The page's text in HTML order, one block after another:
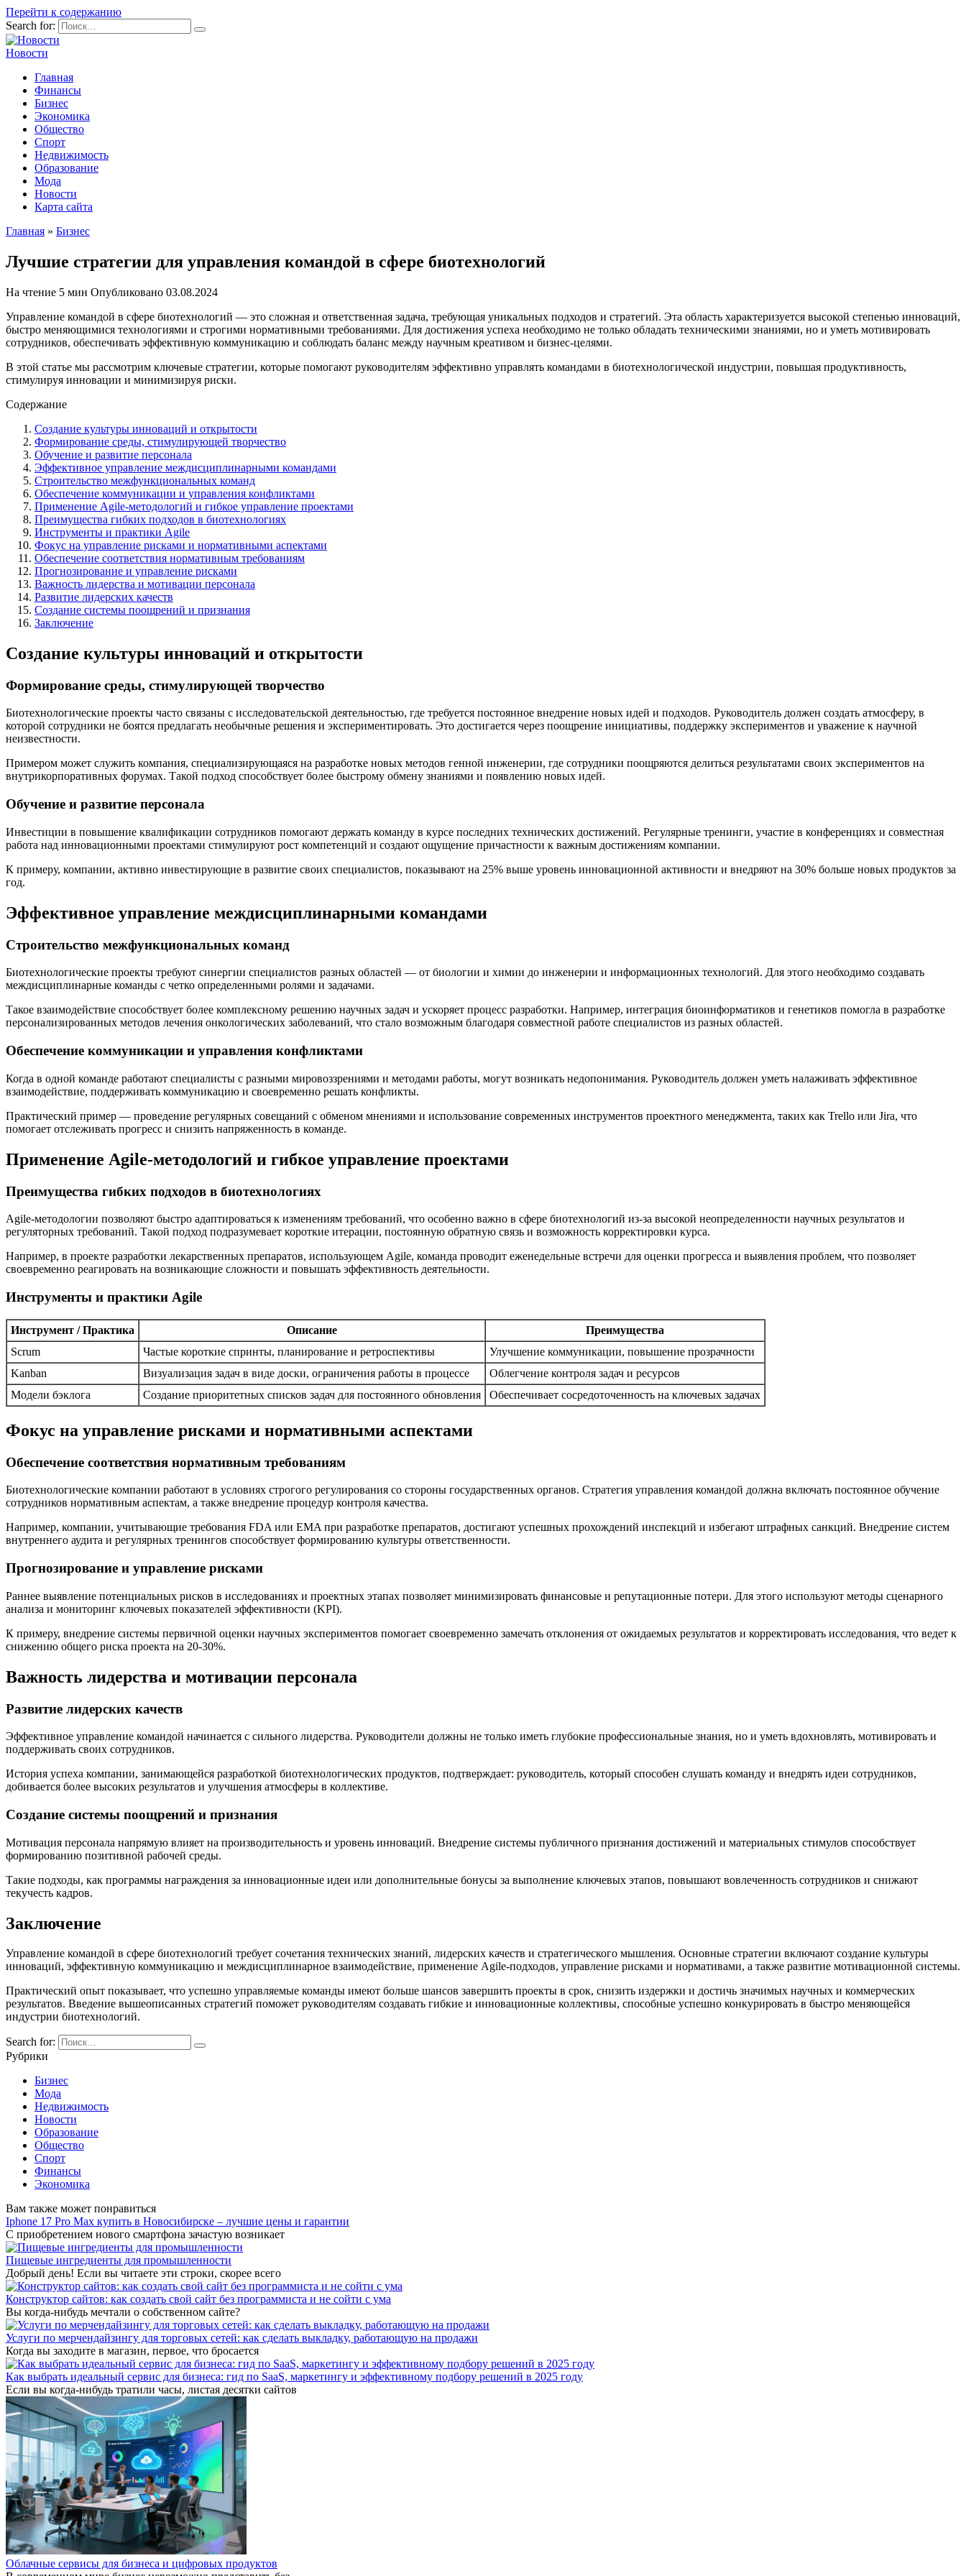
Перейти к содержанию
Search for:
Новости
Главная
Финансы
Бизнес
Экономика
Общество
Спорт
Недвижимость
Образование
Мода
Новости
Карта сайта
Главная » Бизнес
Лучшие стратегии для управления командой в сфере биотехнологий
На чтение 5 мин Опубликовано 03.08.2024
Управление командой в сфере биотехнологий — это сложная и ответственная задача, требующая уникальных подходов и стратегий. Эта область характеризуется высокой степенью инноваций,
быстро меняющимися технологиями и строгими нормативными требованиями. Для достижения успеха необходимо не только обладать техническими знаниями, но и уметь мотивировать
сотрудников, обеспечивать эффективную коммуникацию и соблюдать баланс между научным креативом и бизнес-целями.
В этой статье мы рассмотрим ключевые стратегии, которые помогают руководителям эффективно управлять командами в биотехнологической индустрии, повышая продуктивность,
стимулируя инновации и минимизируя риски.
Содержание
Создание культуры инноваций и открытости
Формирование среды, стимулирующей творчество
Обучение и развитие персонала
Эффективное управление междисциплинарными командами
Строительство межфункциональных команд
Обеспечение коммуникации и управления конфликтами
Применение Agile-методологий и гибкое управление проектами
Преимущества гибких подходов в биотехнологиях
Инструменты и практики Agile
Фокус на управление рисками и нормативными аспектами
Обеспечение соответствия нормативным требованиям
Прогнозирование и управление рисками
Важность лидерства и мотивации персонала
Развитие лидерских качеств
Создание системы поощрений и признания
Заключение
Создание культуры инноваций и открытости
Формирование среды, стимулирующей творчество
Биотехнологические проекты часто связаны с исследовательской деятельностью, где требуется постоянное внедрение новых идей и подходов. Руководитель должен создать атмосферу, в
которой сотрудники не боятся предлагать необычные решения и экспериментировать. Это достигается через поощрение инициативы, поддержку экспериментов и уважение к научной
неизвестности.
Примером может служить компания, специализирующаяся на разработке новых методов генной инженерии, где сотрудники поощряются делиться результатами своих экспериментов на
внутрикорпоративных форумах. Такой подход способствует более быстрому обмену знаниями и появлению новых идей.
Обучение и развитие персонала
Инвестиции в повышение квалификации сотрудников помогают держать команду в курсе последних технических достижений. Регулярные тренинги, участие в конференциях и совместная
работа над инновационными проектами стимулируют рост компетенций и создают ощущение причастности к важным достижениям компании.
К примеру, компании, активно инвестирующие в развитие своих специалистов, показывают на 25% выше уровень инновационной активности и внедряют на 30% больше новых продуктов за
год.
Эффективное управление междисциплинарными командами
Строительство межфункциональных команд
Биотехнологические проекты требуют синергии специалистов разных областей — от биологии и химии до инженерии и информационных технологий. Для этого необходимо создавать
междисциплинарные команды с четко определенными ролями и задачами.
Такое взаимодействие способствует более комплексному решению научных задач и ускоряет процесс разработки. Например, интеграция биоинформатиков и генетиков помогла в разработке
персонализированных методов лечения онкологических заболеваний, что стало возможным благодаря совместной работе специалистов из разных областей.
Обеспечение коммуникации и управления конфликтами
Когда в одной команде работают специалисты с разными мировоззрениями и методами работы, могут возникать недопонимания. Руководитель должен уметь налаживать эффективное
взаимодействие, поддерживать коммуникацию и своевременно решать конфликты.
Практический пример — проведение регулярных совещаний с обменом мнениями и использование современных инструментов проектного менеджмента, таких как Trello или Jira, что
помогает отслеживать прогресс и снизить напряженность в команде.
Применение Agile-методологий и гибкое управление проектами
Преимущества гибких подходов в биотехнологиях
Agile-методологии позволяют быстро адаптироваться к изменениям требований, что особенно важно в сфере биотехнологий из-за высокой неопределенности научных результатов и
регуляторных требований. Такой подход подразумевает короткие итерации, постоянную обратную связь и возможность корректировки курса.
Например, в проекте разработки лекарственных препаратов, использующем Agile, команда проводит еженедельные встречи для оценки прогресса и выявления проблем, что позволяет
своевременно реагировать на возникающие сложности и повышать эффективность деятельности.
Инструменты и практики Agile
Инструмент / Практика Описание
Преимущества
Scrum
Частые короткие спринты, планирование и ретроспективы
Улучшение коммуникации, повышение прозрачности
Kanban
Визуализация задач в виде доски, ограничения работы в процессе
Облегчение контроля задач и ресурсов
Модели бэклога
Создание приоритетных списков задач для постоянного обновления Обеспечивает сосредоточенность на ключевых задачах
Фокус на управление рисками и нормативными аспектами
Обеспечение соответствия нормативным требованиям
Биотехнологические компании работают в условиях строгого регулирования со стороны государственных органов. Стратегия управления командой должна включать постоянное обучение
сотрудников нормативным аспектам, а также внедрение процедур контроля качества.
Например, компании, учитывающие требования FDA или EMA при разработке препаратов, достигают успешных прохождений инспекций и избегают штрафных санкций. Внедрение систем
внутреннего аудита и регулярных тренингов способствует формированию культуры ответственности.
Прогнозирование и управление рисками
Раннее выявление потенциальных рисков в исследованиях и проектных этапах позволяет минимизировать финансовые и репутационные потери. Для этого используют методы сценарного
анализа и мониторинг ключевых показателей эффективности (KPI).
К примеру, внедрение системы первичной оценки научных экспериментов помогает своевременно замечать отклонения от ожидаемых результатов и корректировать исследования, что ведет к
снижению общего риска проекта на 20-30%.
Важность лидерства и мотивации персонала
Развитие лидерских качеств
Эффективное управление командой начинается с сильного лидерства. Руководители должны не только иметь глубокие профессиональные знания, но и уметь вдохновлять, мотивировать и
поддерживать своих сотрудников.
История успеха компании, занимающейся разработкой биотехнологических продуктов, подтверждает: руководитель, который способен слушать команду и внедрять идеи сотрудников,
добивается более высоких результатов и улучшения атмосферы в коллективе.
Создание системы поощрений и признания
Мотивация персонала напрямую влияет на производительность и уровень инноваций. Внедрение системы публичного признания достижений и материальных стимулов способствует
формированию позитивной рабочей среды.
Такие подходы, как программы награждения за инновационные идеи или дополнительные бонусы за выполнение ключевых этапов, повышают вовлеченность сотрудников и снижают
текучесть кадров.
Заключение
Управление командой в сфере биотехнологий требует сочетания технических знаний, лидерских качеств и стратегического мышления. Основные стратегии включают создание культуры
инноваций, эффективную коммуникацию и междисциплинарное взаимодействие, применение Agile-подходов, управление рисками и нормативами, а также развитие мотивационной системы.
Практический опыт показывает, что успешно управляемые команды имеют больше шансов завершить проекты в срок, снизить издержки и достичь значимых научных и коммерческих
результатов. Введение вышеописанных стратегий поможет руководителям создавать гибкие и инновационные коллективы, способные успешно конкурировать в быстро меняющейся
индустрии биотехнологий.
Search for:
Рубрики
Бизнес
Мода
Недвижимость
Новости
Образование
Общество
Спорт
Финансы
Экономика
Вам также может понравиться
Iphone 17 Pro Max купить в Новосибирске – лучшие цены и гарантии
С приобретением нового смартфона зачастую возникает
Пищевые ингредиенты для промышленности
Добрый день! Если вы читаете эти строки, скорее всего
Конструктор сайтов: как создать свой сайт без программиста и не сойти с ума
Вы когда-нибудь мечтали о собственном сайте?
Услуги по мерчендайзингу для торговых сетей: как сделать выкладку, работающую на продажи
Когда вы заходите в магазин, первое, что бросается
Как выбрать идеальный сервис для бизнеса: гид по SaaS, маркетингу и эффективному подбору решений в 2025 году
Если вы когда-нибудь тратили часы, листая десятки сайтов
Облачные сервисы для бизнеса и цифровых продуктов